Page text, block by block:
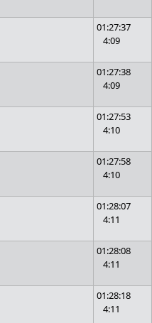
01:27:37
4:09
01:27:38
4:09
01:27:53
4:10
01:27:58
4:10
01:28:07
4:11
01:28:08
4:11
01:28:18
4:11